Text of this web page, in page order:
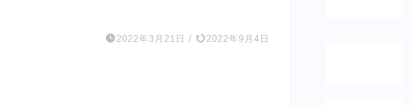
2022年3月21日 / 2022年9月4日